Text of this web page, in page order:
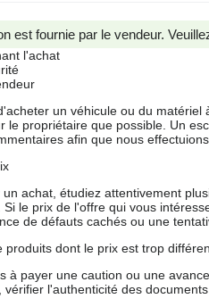
est fournie par le vendeur.
l'achat
un véhicule ou du
le propriétaire que possible. Un
afin que nous
achat, étudiez attentivement
Si le prix de l'offre qui vous
de défauts cachés ou une
produits dont le prix est trop
à payer une caution ou une
vérifier l'authenticité des